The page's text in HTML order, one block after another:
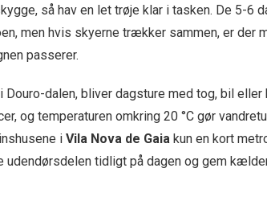
så hav en let trøje klar i tasken. De 5-6
men hvis skyerne trækker sammen, er der
passerer.
Douro-dalen, bliver dagsture med tog, bil
og temperaturen omkring 20 °C gør
i Vila Nova de Gaia kun en kort
udendørsdelen tidligt på dagen og gem